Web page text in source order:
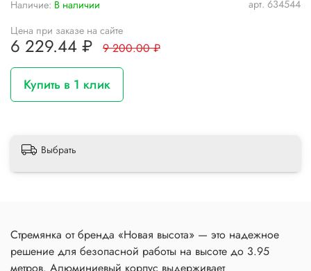
арт. 634544
Наличие: В наличии
Цена при заказе на сайте
6 229.44 ₽ 9 200.00 ₽
Купить в 1 клик
Выбрать
Стремянка от бренда «Новая высота» — это надежное
решение для безопасной работы на высоте до 3.95